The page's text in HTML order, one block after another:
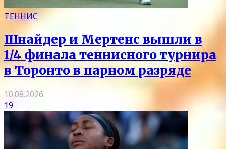
ТЕННИС
Шнайдер и Мертенс вышли в
1/4 финала теннисного турнира
в Торонто в парном разряде
10.08.2026
19